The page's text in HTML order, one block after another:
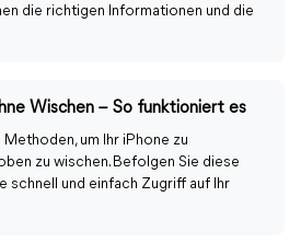
die richtigen Informationen und die
Wischen – So funktioniert es
um Ihr iPhone zu
zu wischen. Befolgen Sie diese
schnell und einfach Zugriff auf Ihr